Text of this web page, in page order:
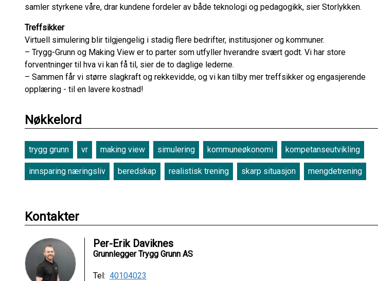
samler styrkene våre, drar kundene fordeler av både teknologi og pedagogikk, sier Storlykken.
Treffsikker
Virtuell simulering blir tilgjengelig i stadig flere bedrifter, institusjoner og kommuner.
– Trygg-Grunn og Making View er to parter som utfyller hverandre svært godt. Vi har store
forventninger til hva vi kan få til, sier de to daglige lederne.
– Sammen får vi større slagkraft og rekkevidde, og vi kan tilby mer treffsikker og engasjerende
opplæring - til en lavere kostnad!
Nøkkelord
trygg grunn vr making view simulering kommuneøkonomi kompetanseutvikling
innsparing næringsliv beredskap realistisk trening skarp situasjon mengdetrening
Kontakter
Per-Erik Daviknes
Grunnlegger Trygg Grunn AS
Tel: 40104023